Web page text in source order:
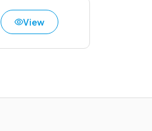
View